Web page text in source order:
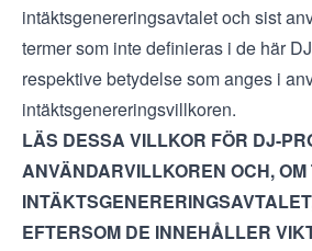
intäktsgenereringsavtalet och sist
termer som inte definieras i de här
respektive betydelse som anges i
intäktsgenereringsvillkoren.
LÄS DESSA VILLKOR FÖR DJ-
ANVÄNDARVILLKOREN OCH,
EFTERSOM DE INNEHÅLLER